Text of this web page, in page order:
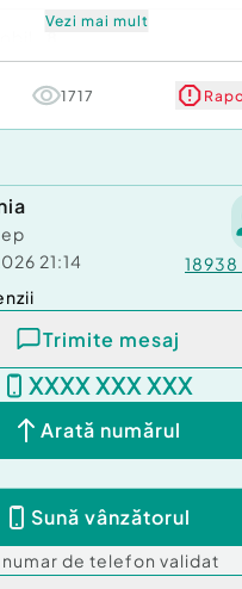
Bună
Vezi mai mult
1717
21:14 18938
Trimite mesaj
XXXX XXX XXX
Arată numărul
Sună vânzătorul
numar de telefon validat